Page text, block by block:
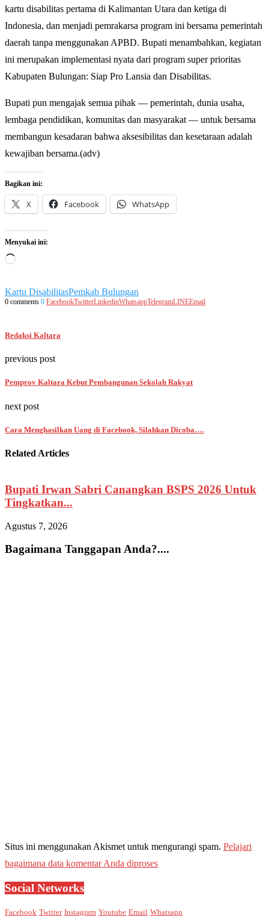
kartu disabilitas pertama di Kalimantan Utara dan ketiga di
Indonesia, dan menjadi pemrakarsa program ini bersama pemerintah
daerah tanpa menggunakan APBD. Bupati menambahkan, kegiatan
ini merupakan implementasi nyata dari program super prioritas
Kabupaten Bulungan: Siap Pro Lansia dan Disabilitas.
Bupati pun mengajak semua pihak — pemerintah, dunia usaha,
lembaga pendidikan, komunitas dan masyarakat — untuk bersama
membangun kesadaran bahwa aksesibilitas dan kesetaraan adalah
kewajiban bersama.(adv)
Bagikan ini:
X Facebook WhatsApp
Menyukai ini:
Memuat...
Kartu DisabilitasPemkab Bulungan
0 comments 0 FacebookTwitterLinkedinWhatsappTelegramLINEEmail
Redaksi Kaltara
previous post
Pemprov Kaltara Kebut Pembangunan Sekolah Rakyat
next post
Cara Menghasilkan Uang di Facebook, Silahkan Dicoba….
Related Articles
Bupati Irwan Sabri Canangkan BSPS 2026 Untuk
Tingkatkan...
Agustus 7, 2026
Bagaimana Tanggapan Anda?....
Situs ini menggunakan Akismet untuk mengurangi spam. Pelajari
bagaimana data komentar Anda diproses
Social Networks
Facebook Twitter Instagram Youtube Email Whatsapp